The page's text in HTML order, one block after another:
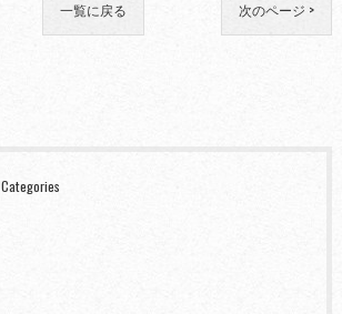
一覧に戻る 次のページ >
Categories